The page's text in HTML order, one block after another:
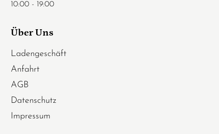
10:00 - 19:00
Über Uns
Ladengeschäft
Anfahrt
AGB
Datenschutz
Impressum